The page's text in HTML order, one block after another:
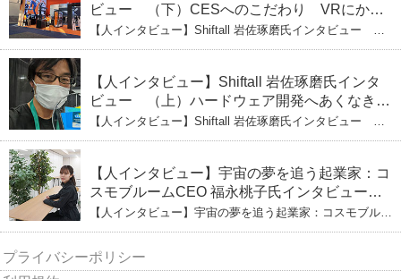
ビュー （下）CESへのこだわり VRにかけ
る未来
【人インタビュー】Shiftall 岩佐琢磨氏インタビュー
【人インタビュー】Shiftall 岩佐琢磨氏インタ
ビュー （上）ハードウェア開発へあくなき挑
戦 その起業の経緯とは
【人インタビュー】Shiftall 岩佐琢磨氏インタビュー
【人インタビュー】宇宙の夢を追う起業家：コ
スモブルームCEO 福永桃子氏インタビュー
（下）
【人インタビュー】宇宙の夢を追う起業家：コスモブルー
プライバシーポリシー